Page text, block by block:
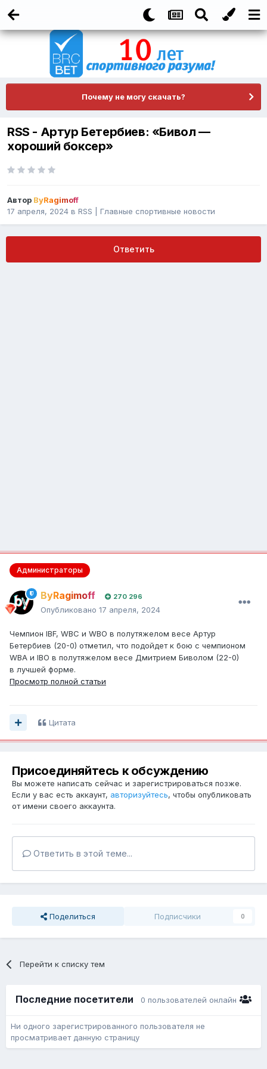
Почему не могу скачать?
RSS - Артур Бетербиев: «Бивол —
хороший боксер»
Автор ByRagimoff
17 апреля, 2024 в RSS | Главные спортивные новости
Ответить
Администраторы
ByRagimoff 270 296
Опубликовано 17 апреля, 2024
Чемпион IBF, WBC и WBO в полутяжелом весе Артур
Бетербиев (20-0) отметил, что подойдет к бою с чемпионом
WBA и IBO в полутяжелом весе Дмитрием Биволом (22-0)
в лучшей форме.
Просмотр полной статьи
Цитата
Присоединяйтесь к обсуждению
Вы можете написать сейчас и зарегистрироваться позже.
Если у вас есть аккаунт, авторизуйтесь, чтобы опубликовать
от имени своего аккаунта.
Ответить в этой теме...
Поделиться Подписчики 0
Перейти к списку тем
Последние посетители 0 пользователей онлайн
Ни одного зарегистрированного пользователя не
просматривает данную страницу